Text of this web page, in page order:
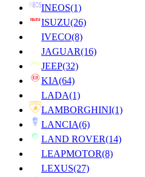
INEOS(1)
ISUZU(26)
IVECO(8)
JAGUAR(16)
JEEP(32)
KIA(64)
LADA(1)
LAMBORGHINI(1)
LANCIA(6)
LAND ROVER(14)
LEAPMOTOR(8)
LEXUS(27)